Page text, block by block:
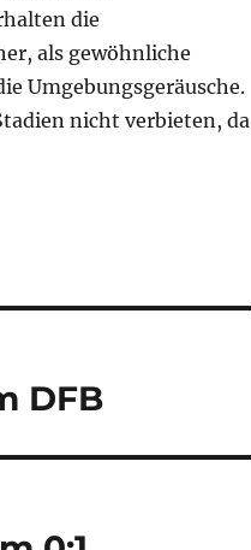
die
als gewöhnliche
Umgebungsgeräusche.
nicht verbieten, da
DFB